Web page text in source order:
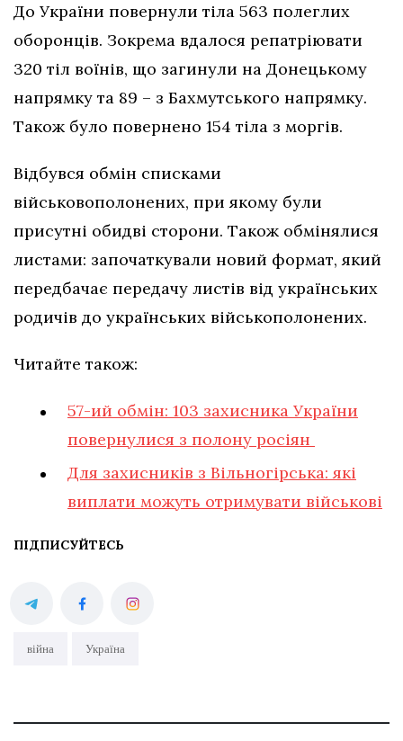
До України повернули тіла 563 полеглих
оборонців. Зокрема вдалося репатріювати
320 тіл воїнів, що загинули на Донецькому
напрямку та 89 – з Бахмутського напрямку.
Також було повернено 154 тіла з моргів.
Відбувся обмін списками
військовополонених, при якому були
присутні обидві сторони. Також обмінялися
листами: започаткували новий формат, який
передбачає передачу листів від українських
родичів до українських військополонених.
Читайте також:
57-ий обмін: 103 захисника України
повернулися з полону росіян
Для захисників з Вільногірська: які
виплати можуть отримувати військові
ПІДПИСУЙТЕСЬ
війна Україна